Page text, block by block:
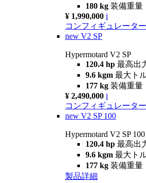
180 kg 装備重量
¥ 1,990,000 i
コンフィギュレーター
new V2 SP
Hypermotard V2 SP
120.4 hp 最高出
9.6 kgm 最大ト
177 kg 装備重量
¥ 2,490,000 i
コンフィギュレーター
new V2 SP 100
Hypermotard V2 SP 100
120.4 hp 最高出
9.6 kgm 最大ト
177 kg 装備重量
製品詳細